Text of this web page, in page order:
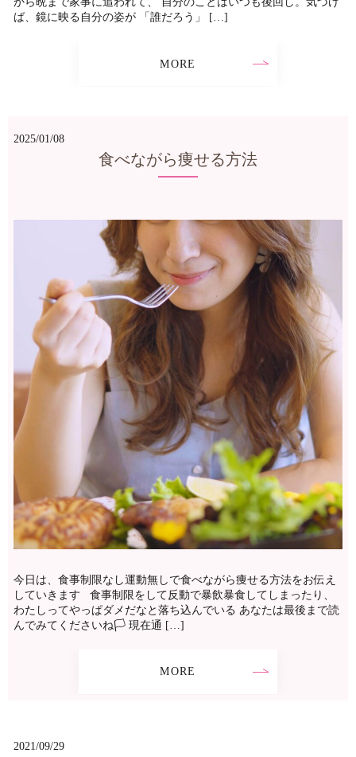
ば、鏡に映る自分の姿が 「誰だろう」 […]
MORE
2025/01/08
食べながら痩せる方法
今日は、食事制限なし運動無しで食べながら痩せる方法をお伝え
していきます 食事制限をして反動で暴飲暴食してしまったり、
わたしってやっぱダメだなと落ち込んでいる あなたは最後まで読
んでみてくださいね🏳 現在通 […]
MORE
2021/09/29